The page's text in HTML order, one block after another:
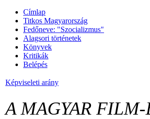
Címlap
Titkos Magyarország
Fedőneve: "Szocializmus"
Alagsori történetek
Könyvek
Kritikák
Belépés
Képviseleti arány
A MAGYAR FILM-